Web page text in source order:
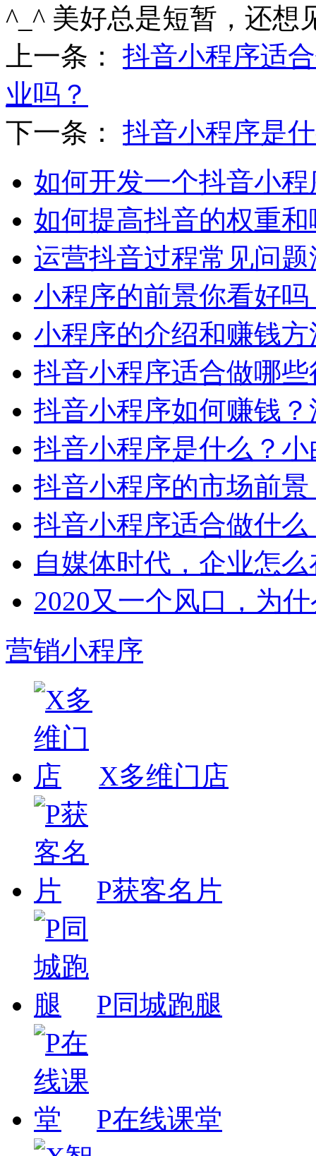
^_^ 美好总是短暂，还想
上一条： 抖音小程序适
业吗？
下一条： 抖音小程序是
如何开发一个抖音小程
如何提高抖音的权重
运营抖音过程常见问题
小程序的前景你看好吗
小程序的介绍和赚钱方
抖音小程序适合做哪
抖音小程序如何赚钱
抖音小程序是什么？
抖音小程序的市场前
抖音小程序适合做什
自媒体时代，企业怎
2020又一个风口，为
营销小程序
X多维门店
P获客名片
P同城跑腿
P在线课堂